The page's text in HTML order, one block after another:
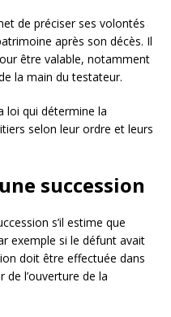
de préciser ses volontés
après son décès. Il
être valable, notamment
la main du testateur.
loi qui détermine la
selon leur ordre et leurs
succession
s’il estime que
exemple si le défunt avait
doit être effectuée dans
l’ouverture de la